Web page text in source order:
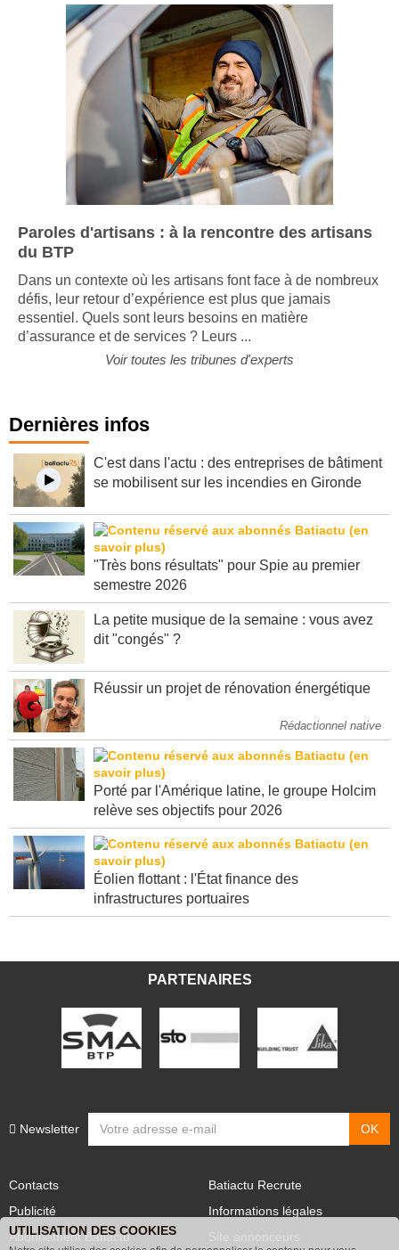
Paroles d'artisans : à la rencontre des artisans
Dans un contexte où les artisans font face à de nombreux
défis, leur retour d’expérience est plus que jamais
essentiel. Quels sont leurs besoins en matière
Dernières infos
C'est dans l'actu : des entreprises de bâtiment
"Très bons résultats" pour Spie au premier
La petite musique de la semaine : vous avez
Rédactionnel native
Porté par l'Amérique latine, le groupe Holcim
Éolien flottant : l'État finance des
Publicité
UTILISATION DES COOKIES